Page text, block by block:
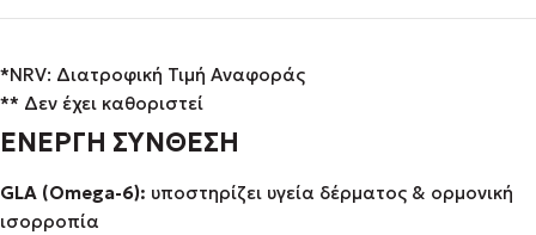
*NRV: Διατροφική Τιμή Αναφοράς
** Δεν έχει καθοριστεί
ΕΝΕΡΓΗ ΣΥΝΘΕΣΗ
GLA (Omega-6): υποστηρίζει υγεία δέρματος & ορμονική
ισορροπία